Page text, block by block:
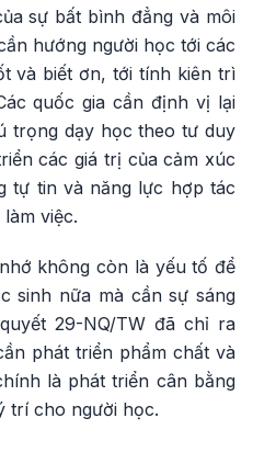
sự bất bình đẳng và môi
hướng người học tới các
và biết ơn, tới tính kiên trì
quốc gia cần định vị lại
trọng dạy học theo tư duy
các giá trị của cảm xúc
tự tin và năng lực hợp tác
việc.
không còn là yếu tố để
sinh nữa mà cần sự sáng
29-NQ/TW đã chỉ ra
phát triển phẩm chất và
là phát triển cân bằng
trí cho người học.